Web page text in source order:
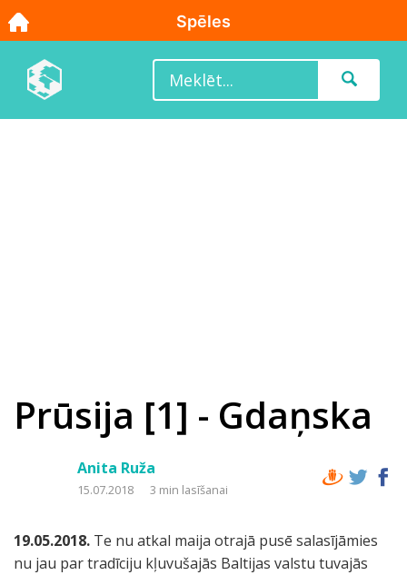
Prūsija [1] - Gdaņska
Anita Ruža
15.07.2018 3 min lasīšanai
19.05.2018. Te nu atkal maija otrajā pusē salasījāmies
nu jau par tradīciju kļuvušajās Baltijas valstu tuvajās